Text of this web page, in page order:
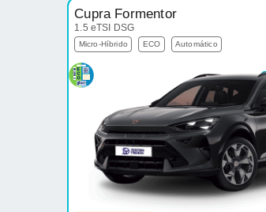
Cupra Formentor
1.5 eTSI DSG
Micro-Híbrido ECO Automático